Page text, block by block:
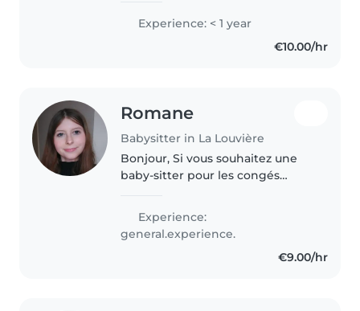
que je n'aie pas encore
d'expérience professionnelle, j'ai
une formation de niveau Master
Experience: < 1 year
€10.00/hr
Romane
Babysitter in La Louvière
Bonjour, Si vous souhaitez une
baby-sitter pour les congés
attentive et qui a quand même
de l'autorité, je suis la pour..
Experience:
general.experience.
€9.00/hr